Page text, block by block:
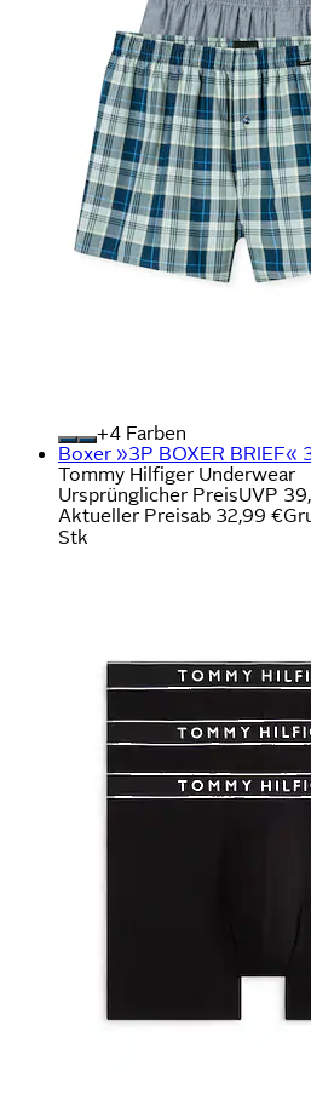
+
Farben
Boxer »3P BOXER BRIEF«
Tommy Hilfiger Underwear
Ursprünglicher PreisUVP
Aktueller Preisab 32,99 €
Stk